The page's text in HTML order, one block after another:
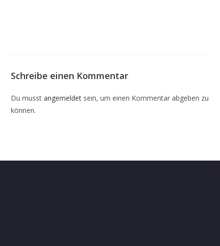
Schreibe einen Kommentar
Du musstangemeldet sein, um einen Kommentar abgeben zu
können.